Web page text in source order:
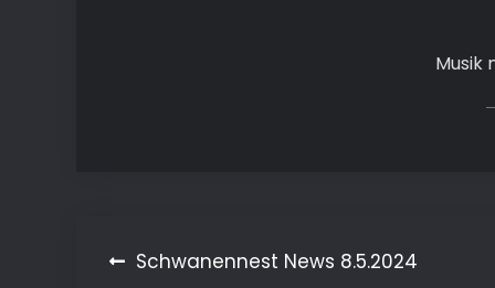
Musik
Beitragsnavigation
Schwanennest News 8.5.2024